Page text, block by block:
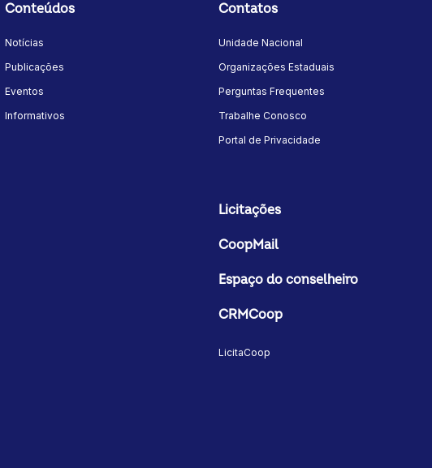
Conteúdos
Notícias
Publicações
Eventos
Informativos
Contatos
Unidade Nacional
Organizações Estaduais
Perguntas Frequentes
Trabalhe Conosco
Portal de Privacidade
Licitações
CoopMail
Espaço do conselheiro
CRMCoop
LicitaCoop